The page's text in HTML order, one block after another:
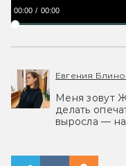
00:00 00:00
Евгения
Меня зовут
делать
выросла —